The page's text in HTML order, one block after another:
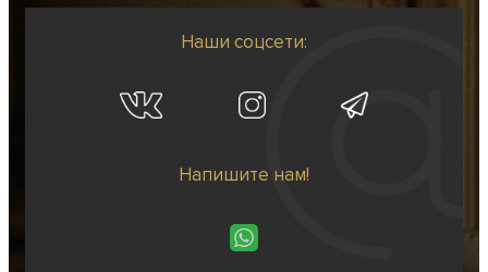
Наши соцсети:
Напишите нам!